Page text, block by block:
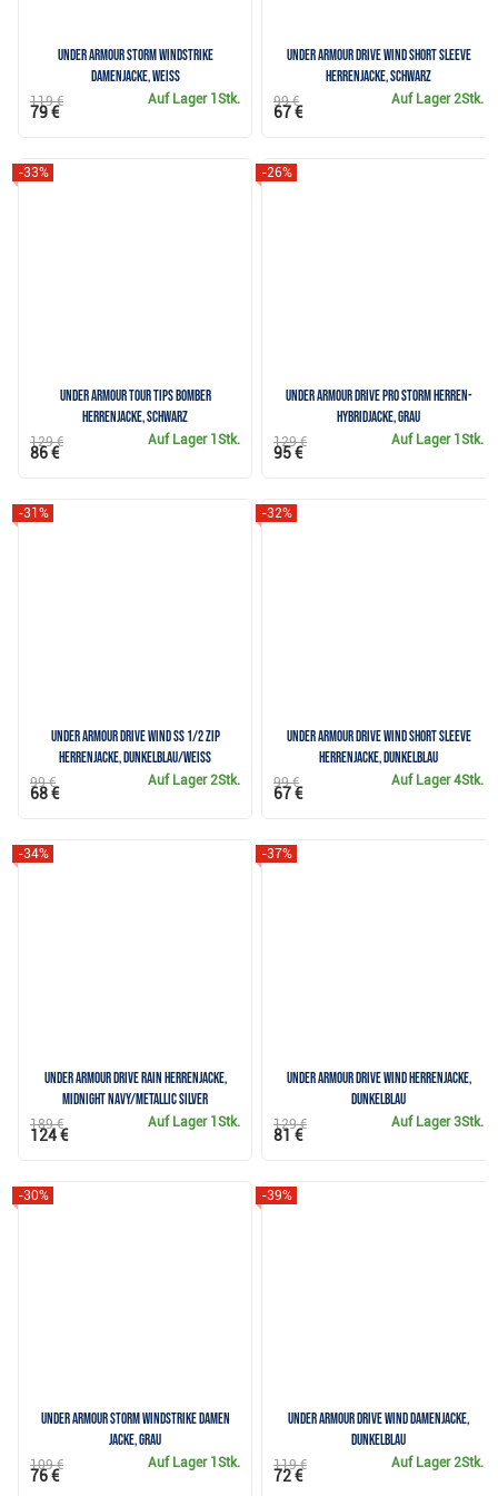
Under Armour Storm Windstrike
Damenjacke, weiss
Auf Lager 1Stk.
119 €
79 €
Under Armour Drive Wind Short Sleeve
Herrenjacke, schwarz
Auf Lager 2Stk.
99 €
67 €
Under Armour Tour Tips Bomber
Herrenjacke, schwarz
-33%
Auf Lager 1Stk.
129 €
86 €
Under Armour Drive Pro Storm Herren-
Hybridjacke, grau
-26%
Auf Lager 1Stk.
129 €
95 €
Under Armour Drive Wind SS 1/2 Zip
Herrenjacke, dunkelblau/weiss
-31%
Auf Lager2Stk.
99 €
68 €
Under Armour Drive Wind Short Sleeve
Herrenjacke, dunkelblau
-32%
Auf Lager4Stk.
99 €
67 €
Under Armour Drive Rain Herrenjacke,
midnight navy/metallic silver
-34%
Auf Lager 1Stk.
189 €
124 €
Under Armour Drive Wind Herrenjacke,
dunkelblau
-37%
Auf Lager3Stk.
129 €
81 €
Under Armour Storm WindStrike Damen
Jacke, grau
-30%
Auf Lager 1Stk.
109 €
76 €
Under Armour Drive Wind Damenjacke,
dunkelblau
-39%
Auf Lager2Stk.
119 €
72 €